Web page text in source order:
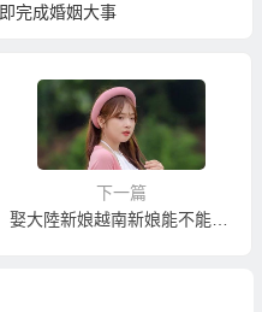
即完成婚姻大事
下一篇